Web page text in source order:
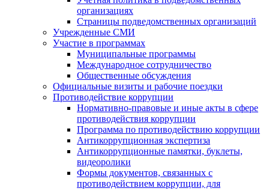
организациях
Страницы подведомственных организаций
Учрежденные СМИ
Участие в программах
Муниципальные программы
Международное сотрудничество
Общественные обсуждения
Официальные визиты и рабочие поездки
Противодействие коррупции
Нормативно-правовые и иные акты в сфере
противодействия коррупции
Программа по противодействию коррупции
Антикоррупционная экспертиза
Антикоррупционные памятки, буклеты,
видеоролики
Формы документов, связанных с
противодействием коррупции, для